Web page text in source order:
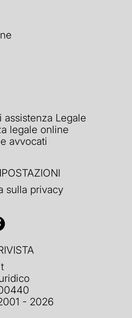
assistenza Legale
legale online
avvocati
sulla privacy
- 2026